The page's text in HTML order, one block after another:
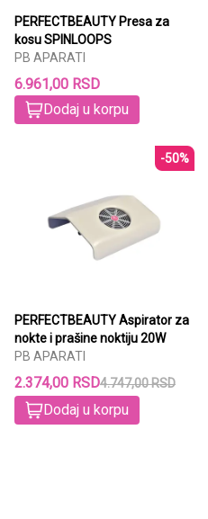
PERFECTBEAUTY Presa za
kosu SPINLOOPS
PB APARATI
6.961,00 RSD
Dodaj u korpu
-50%
PERFECTBEAUTY Aspirator za
nokte i prašine noktiju 20W
PB APARATI
2.374,00 RSD4.747,00 RSD
Dodaj u korpu